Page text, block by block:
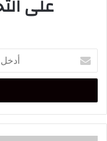
على
بريدك
الإلكتروني